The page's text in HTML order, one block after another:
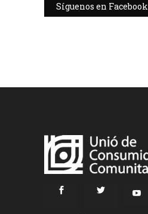
Síguenos en Facebook